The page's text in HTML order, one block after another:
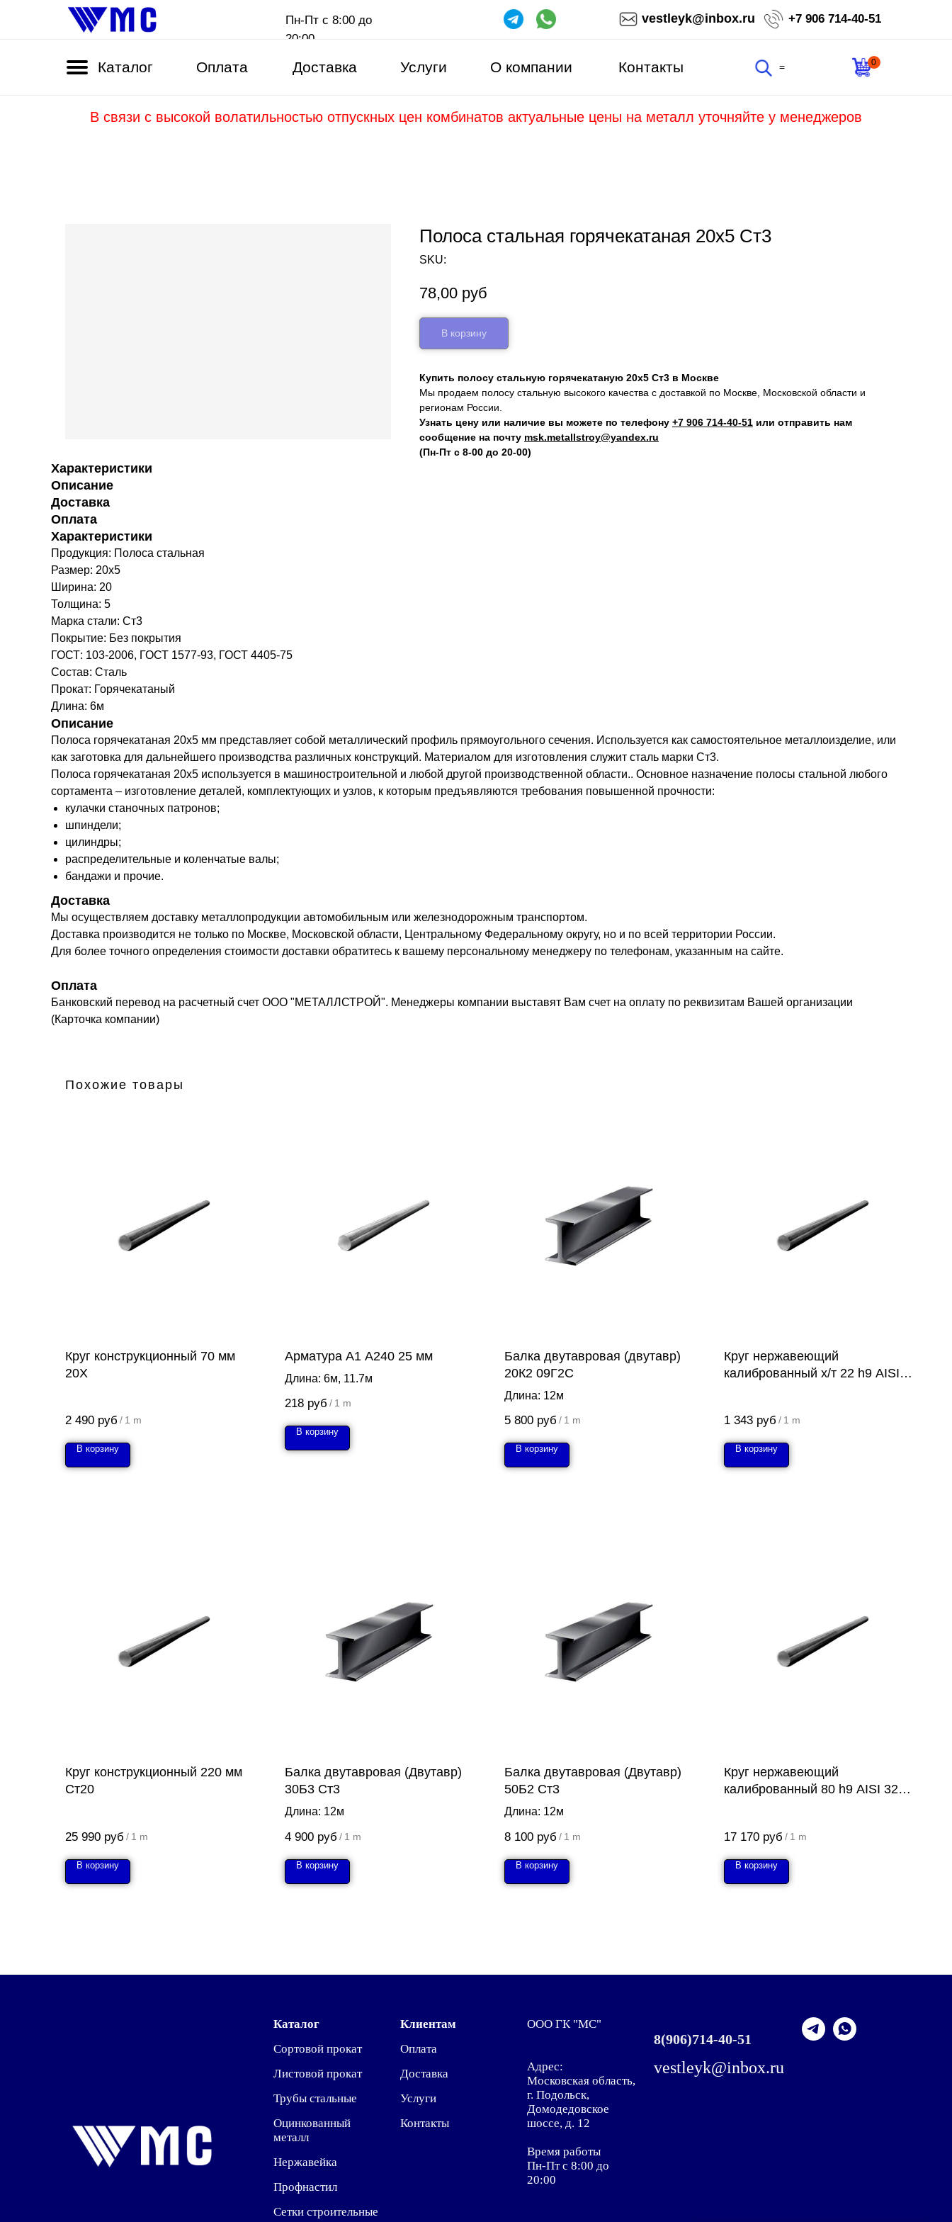
+7 906 714-40-51
vestleyk@inbox.ru
Пн-Пт с 8:00 до
20:00
= 0
Каталог Доставка Услуги Контакты
О компании
Оплата
В связи с высокой волатильностью отпускных цен комбинатов актуальные цены на металл уточняйте у менеджеров
Полоса стальная горячекатаная 20х5 Ст3
SKU:
78,00 руб
В корзину
Купить полосу стальную горячекатаную 20х5 Ст3 в Москве
Мы продаем полосу стальную высокого качества с доставкой по Москве, Московской области и
регионам России.
Узнать цену или наличие вы можете по телефону +7 906 714‑40-51 или отправить нам
сообщение на почту msk.metallstroy@yandex.ru
(Пн-Пт с 8-00 до 20-00)
Характеристики
Описание
Доставка
Оплата
Характеристики
Продукция: Полоса стальная
Размер: 20х5
Ширина: 20
Толщина: 5
Марка стали: Ст3
Покрытие: Без покрытия
ГОСТ: 103-2006, ГОСТ 1577-93, ГОСТ 4405-75
Состав: Сталь
Прокат: Горячекатаный
Длина: 6м
Описание
Полоса горячекатаная 20х5 мм представляет собой металлический профиль прямоугольного сечения. Используется как самостоятельное металлоизделие, или
как заготовка для дальнейшего производства различных конструкций. Материалом для изготовления служит сталь марки Ст3.
Полоса горячекатаная 20х5 используется в машиностроительной и любой другой производственной области.. Основное назначение полосы стальной любого
сортамента – изготовление деталей, комплектующих и узлов, к которым предъявляются требования повышенной прочности:
кулачки станочных патронов;
шпиндели;
цилиндры;
распределительные и коленчатые валы;
бандажи и прочие.
Доставка
Мы осуществляем доставку металлопродукции автомобильным или железнодорожным транспортом.
Доставка производится не только по Москве, Московской области, Центральному Федеральному округу, но и по всей территории России.
Для более точного определения стоимости доставки обратитесь к вашему персональному менеджеру по телефонам, указанным на сайте.
Оплата
Банковский перевод на расчетный счет ООО "МЕТАЛЛСТРОЙ". Менеджеры компании выставят Вам счет на оплату по реквизитам Вашей организации
(Карточка компании)
Похожие товары
Круг конструкционный 70 мм
20Х
2 490 руб / 1 m
В корзину
Арматура А1 А240 25 мм
Длина: 6м, 11.7м
218 руб / 1 m
В корзину
Балка двутавровая (двутавр)
20К2 09Г2С
Длина: 12м
5 800 руб / 1 m
В корзину
Круг нержавеющий
калиброванный х/т 22 h9 AISI
1 343 руб / 1 m
В корзину
Круг конструкционный 220 мм
Ст20
25 990 руб / 1 m
В корзину
Балка двутавровая (Двутавр)
30Б3 Ст3
Длина: 12м
4 900 руб / 1 m
В корзину
Балка двутавровая (Двутавр)
50Б2 Ст3
Длина: 12м
8 100 руб / 1 m
В корзину
Круг нержавеющий
калиброванный 80 h9 AISI 321
17 170 руб / 1 m
В корзину
Каталог
Сортовой прокат
Листовой прокат
Трубы стальные
Оцинкованный
металл
Нержавейка
Профнастил
Сетки строительные
Клиентам
Оплата
Доставка
Услуги
Контакты
ООО ГК "МС"
Адрес:
Московская область,
г. Подольск,
Домодедовское
шоссе, д. 12
Время работы
Пн-Пт с 8:00 до
20:00
8(906)714-40-51
vestleyk@inbox.ru